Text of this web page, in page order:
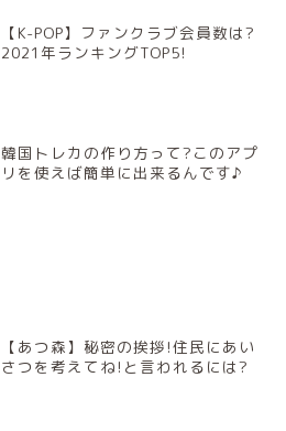
【K-POP】ファンクラブ会員数は?
2021年ランキングTOP5!
韓国トレカの作り方って?このアプ
リを使えば簡単に出来るんです♪
【あつ森】秘密の挨拶!住民にあい
さつを考えてね!と言われるには?